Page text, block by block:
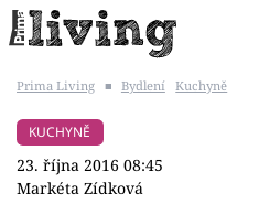
BYDLENÍ SLAVNÝCH
Prima Living ■ Bydlení Kuchyně
KUCHYNĚ
23. října 2016 08:45
Markéta Zídková